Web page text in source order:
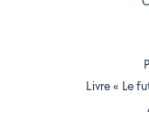
Livre « Le